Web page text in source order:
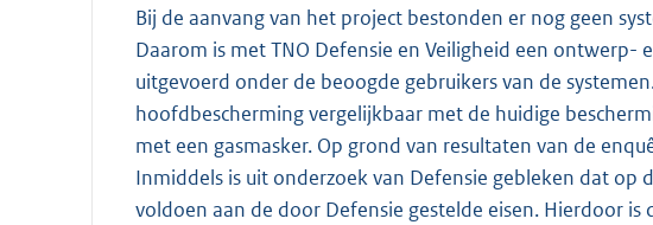
Bij de aanvang van het project bestonden er nog geen
Daarom is met TNO Defensie en Veiligheid een
uitgevoerd onder de beoogde gebruikers van de
hoofdbescherming vergelijkbaar met de huidige
met een gasmasker. Op grond van resultaten van de
Inmiddels is uit onderzoek van Defensie gebleken dat op
voldoen aan de door Defensie gestelde eisen. Hierdoor